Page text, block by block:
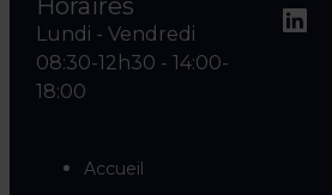
Horaires
Lundi - Vendredi
08:30-12h30 - 14:00-
18:00
Accueil